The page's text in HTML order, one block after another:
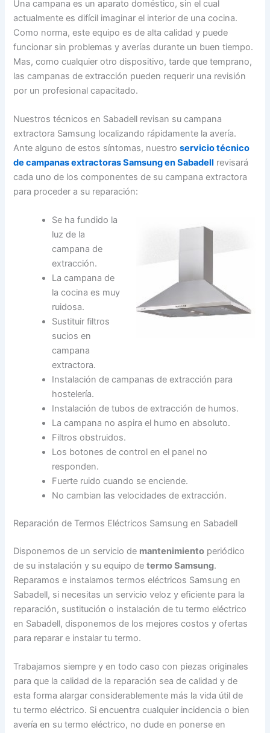
Una campana es un aparato doméstico, sin el cual
actualmente es difícil imaginar el interior de una cocina.
Como norma, este equipo es de alta calidad y puede
funcionar sin problemas y averías durante un buen tiempo.
Mas, como cualquier otro dispositivo, tarde que temprano,
las campanas de extracción pueden requerir una revisión
por un profesional capacitado.
Nuestros técnicos en Sabadell revisan su campana
extractora Samsung localizando rápidamente la avería.
Ante alguno de estos síntomas, nuestroservicio técnico
de campanas extractoras Samsung en Sabadell revisará
cada uno de los componentes de su campana extractora
para proceder a su reparación:
Se ha fundido la
luz de la
campana de
extracción.
La campana de
la cocina es muy
ruidosa.
Sustituir filtros
sucios en
campana
extractora.
Instalación de campanas de extracción para
hostelería.
Instalación de tubos de extracción de humos.
La campana no aspira el humo en absoluto.
Filtros obstruidos.
Los botones de control en el panel no
responden.
Fuerte ruido cuando se enciende.
No cambian las velocidades de extracción.
Reparación de Termos Eléctricos Samsung en Sabadell
Disponemos de un servicio de mantenimiento periódico
de su instalación y su equipo determo Samsung.
Reparamos e instalamos termos eléctricos Samsung en
Sabadell, si necesitas un servicio veloz y eficiente para la
reparación, sustitución o instalación de tu termo eléctrico
en Sabadell, disponemos de los mejores costos y ofertas
para reparar e instalar tu termo.
Trabajamos siempre y en todo caso con piezas originales
para que la calidad de la reparación sea de calidad y de
esta forma alargar considerablemente más la vida útil de
tu termo eléctrico. Si encuentra cualquier incidencia o bien
avería en su termo eléctrico, no dude en ponerse en